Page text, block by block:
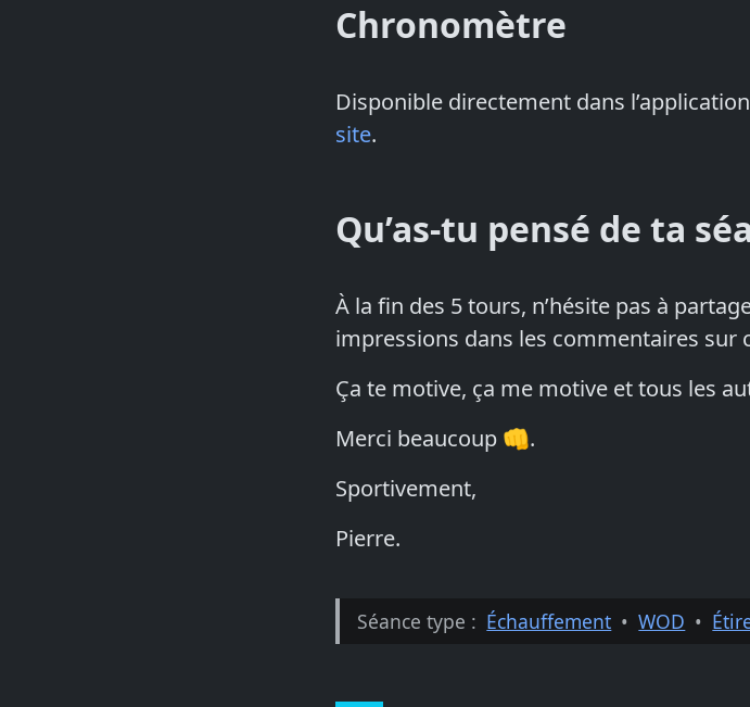
Chronomètre
Disponible directement dans
site.
Qu’as-tu pensé de ta
À la fin des 5 tours, n’hésite pas à
impressions dans les commentaires sur
Ça te motive, ça me motive et tous les
Merci beaucoup 👊.
Sportivement,
Pierre.
Séance type : Échauffement • WOD •